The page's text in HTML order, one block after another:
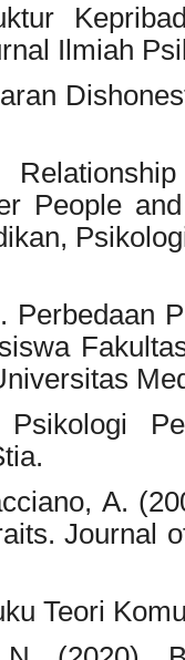
Ilmiah
People
Perbedaan
A.
Journal
Teori